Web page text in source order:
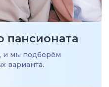
пансионата
и мы подберём
варианта.